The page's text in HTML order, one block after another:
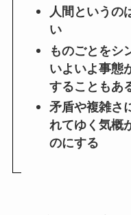
人間というの
い
ものごとをシ
いよいよ事態
することもあ
矛盾や複雑さ
れてゆく気概
のにする